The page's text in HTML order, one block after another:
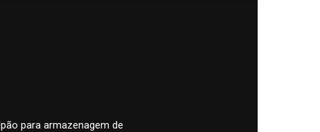
para armazenagem de